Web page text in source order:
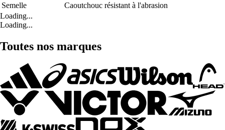
Semelle
Caoutchouc résistant à l'abrasion
Loading...
Loading...
Toutes nos marques